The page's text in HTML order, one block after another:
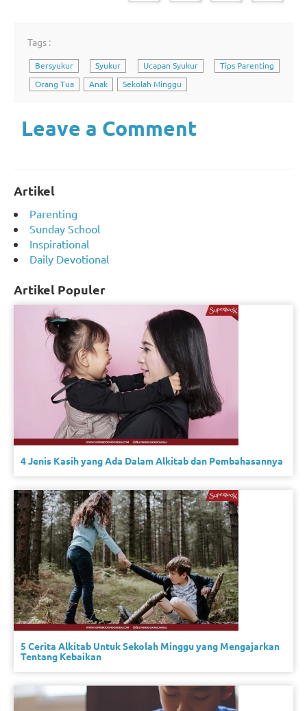
Tags :
Bersyukur Syukur Ucapan Syukur
Tips Parenting
Orang Tua
Anak Sekolah Minggu
Leave a Comment
Artikel
Parenting
Sunday School
Inspirational
Daily Devotional
Artikel Populer
4 Jenis Kasih yang Ada Dalam Alkitab dan Pembahasannya
5 Cerita Alkitab Untuk Sekolah Minggu yang Mengajarkan
Tentang Kebaikan